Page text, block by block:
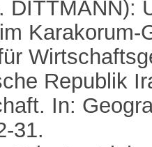
DITTMANN):
Karakorum-
Republik
In:
31.